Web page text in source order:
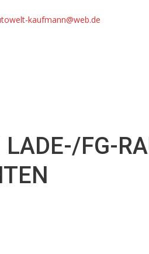
kaufmann@web.de
FG-